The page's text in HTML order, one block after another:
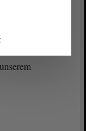
nicht